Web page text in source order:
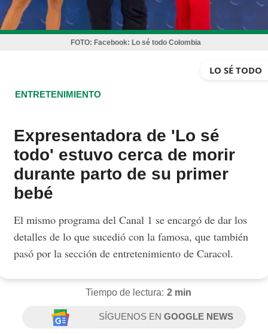
FOTO: Facebook: Lo sé todo Colombia
LO SÉ TODO
ENTRETENIMIENTO
Expresentadora de 'Lo sé
todo' estuvo cerca de morir
durante parto de su primer
bebé
El mismo programa del Canal 1 se encargó de dar los
detalles de lo que sucedió con la famosa, que también
pasó por la sección de entretenimiento de Caracol.
Tiempo de lectura: 2 min
SÍGUENOS ENGOOGLE NEWS